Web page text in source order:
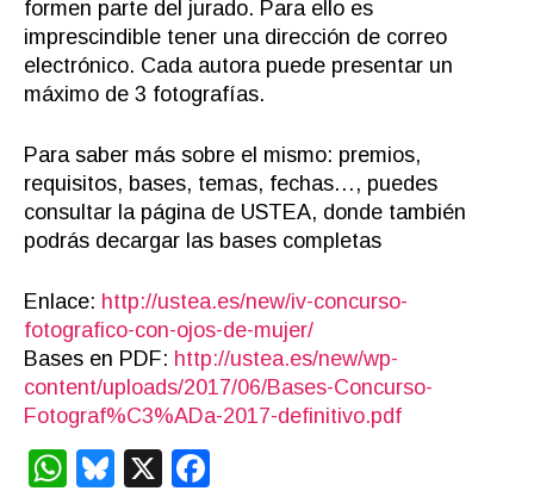
formen parte del jurado. Para ello es
imprescindible tener una dirección de correo
electrónico. Cada autora puede presentar un
máximo de 3 fotografías.
Para saber más sobre el mismo: premios,
requisitos, bases, temas, fechas…, puedes
consultar la página de USTEA, donde también
podrás decargar las bases completas
Enlace: http://ustea.es/new/iv-concurso-
fotografico-con-ojos-de-mujer/
Bases en PDF: http://ustea.es/new/wp-
content/uploads/2017/06/Bases-Concurso-
Fotograf%C3%ADa-2017-definitivo.pdf
WhatsApp
Bluesky
X